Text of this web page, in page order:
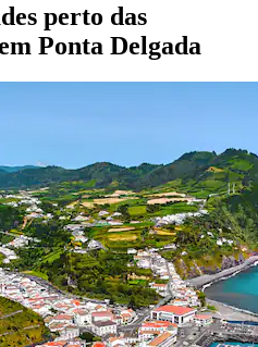
perto das
Ponta Delgada